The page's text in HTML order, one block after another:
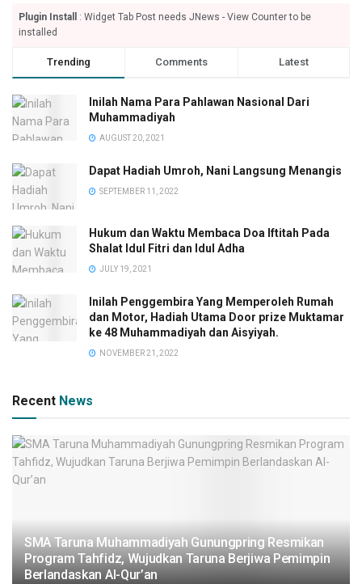
Plugin Install
: Widget Tab Post needs JNews - View Counter to be
installed
Trending Comments Latest
Inilah Nama Para Pahlawan Nasional Dari
Muhammadiyah
AUGUST 20, 2021
Dapat Hadiah Umroh, Nani Langsung Menangis
SEPTEMBER 11, 2022
Hukum dan Waktu Membaca Doa Iftitah Pada
Shalat Idul Fitri dan Idul Adha
JULY 19, 2021
Inilah Penggembira Yang Memperoleh Rumah
dan Motor, Hadiah Utama Door prize Muktamar
ke 48 Muhammadiyah dan Aisyiyah.
NOVEMBER 21, 2022
Recent News
SMA Taruna Muhammadiyah Gunungpring Resmikan
Program Tahfidz, Wujudkan Taruna Berjiwa Pemimpin
Berlandaskan Al-Qur’an